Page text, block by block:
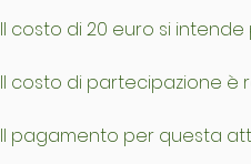
Il costo di 20 euro si
Il costo di partecipazione è
Il pagamento per questa